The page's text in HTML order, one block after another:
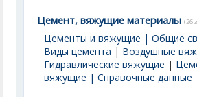
Цемент, вяжущие материалы (26
Цементы и вяжущие | Общие
Виды цемента | Воздушные
Гидравлические вяжущие |
вяжущие | Справочные данные